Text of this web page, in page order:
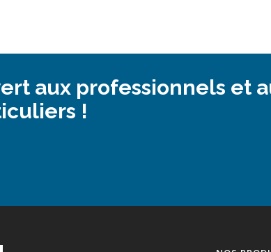
aux professionnels et
!